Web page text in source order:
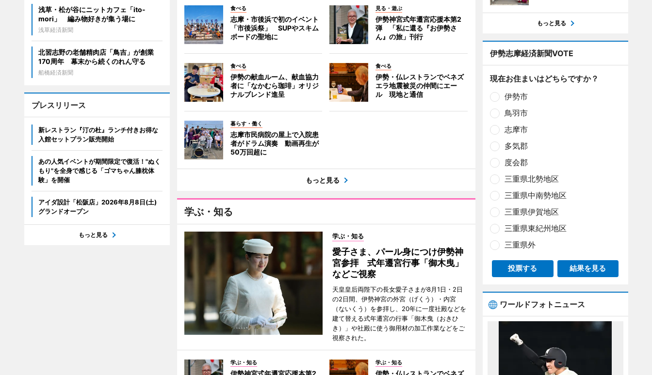
食べる
志摩・市後浜で初のイベント
「市後浜祭」 SUPやスキム
ボードの聖地に
見る・遊ぶ
伊勢神宮式年遷宮応援本第2
弾 「私に還る『お伊勢さ
ん』の旅」刊行
食べる
伊勢の献血ルーム、献血協力
者に「なかむら珈琲」オリジ
ナルブレンド進呈
食べる
伊勢・仏レストランでベネズ
エラ地震被災の仲間にエー
ル 現地と通信
暮らす・働く
志摩市民病院の屋上で入院患
者がドラム演奏 動画再生が
50万回超に
もっと見る
学ぶ・知る
学ぶ・知る
愛子さま、パール身につけ伊勢神
宮参拝 式年遷宮行事「御木曳」
などご視察
天皇皇后両陛下の長女愛子さまが8月1日・2日
の2日間、伊勢神宮の外宮（げくう）・内宮
（ないくう）を参拝し、20年に一度社殿などを
建て替える式年遷宮の行事「御木曳（おきひ
き）」や社殿に使う御用材の加工作業などをご
視察された。
学ぶ・知る
伊勢神宮式年遷宮応援本第2
学ぶ・知る
伊勢・仏レストランでベネズ
浅草・松が谷にニットカフェ「ito-
mori」 編み物好きが集う場に
浅草経済新聞
北習志野の老舗精肉店「鳥吉」が創業
170周年 幕末から続くのれん守る
船橋経済新聞
プレスリリース
新レストラン『汀の杜』ランチ付きお得な
入館セットプラン販売開始
あの人気イベントが期間限定で復活！"ぬく
もり"を全身で感じる「ゴマちゃん膝枕体
験」を開催
アイダ設計「松阪店」2026年8月8日(土)
グランドオープン
もっと見る
もっと見る
伊勢志摩経済新聞VOTE
現在お住まいはどちらですか？
伊勢市
鳥羽市
志摩市
多気郡
度会郡
三重県北勢地区
三重県中南勢地区
三重県伊賀地区
三重県東紀州地区
三重県外
投票する 結果を見る
ワールドフォトニュース